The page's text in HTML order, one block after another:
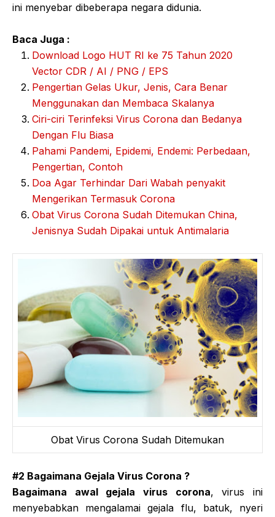
ini menyebar dibeberapa negara didunia.
Baca Juga :
Download Logo HUT RI ke 75 Tahun 2020
Vector CDR / AI / PNG / EPS
Pengertian Gelas Ukur, Jenis, Cara Benar
Menggunakan dan Membaca Skalanya
Ciri-ciri Terinfeksi Virus Corona dan Bedanya
Dengan Flu Biasa
Pahami Pandemi, Epidemi, Endemi: Perbedaan,
Pengertian, Contoh
Doa Agar Terhindar Dari Wabah penyakit
Mengerikan Termasuk Corona
Obat Virus Corona Sudah Ditemukan China,
Jenisnya Sudah Dipakai untuk Antimalaria
Obat Virus Corona Sudah Ditemukan
#2 Bagaimana Gejala Virus Corona ?
Bagaimana awal gejala virus corona, virus ini
menyebabkan mengalamai gejala flu, batuk, nyeri